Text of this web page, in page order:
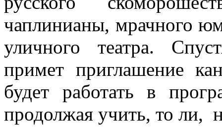
чаплинианы, мрачного
уличного театра.
примет приглашение
будет работать в
продолжая учить, то ли,